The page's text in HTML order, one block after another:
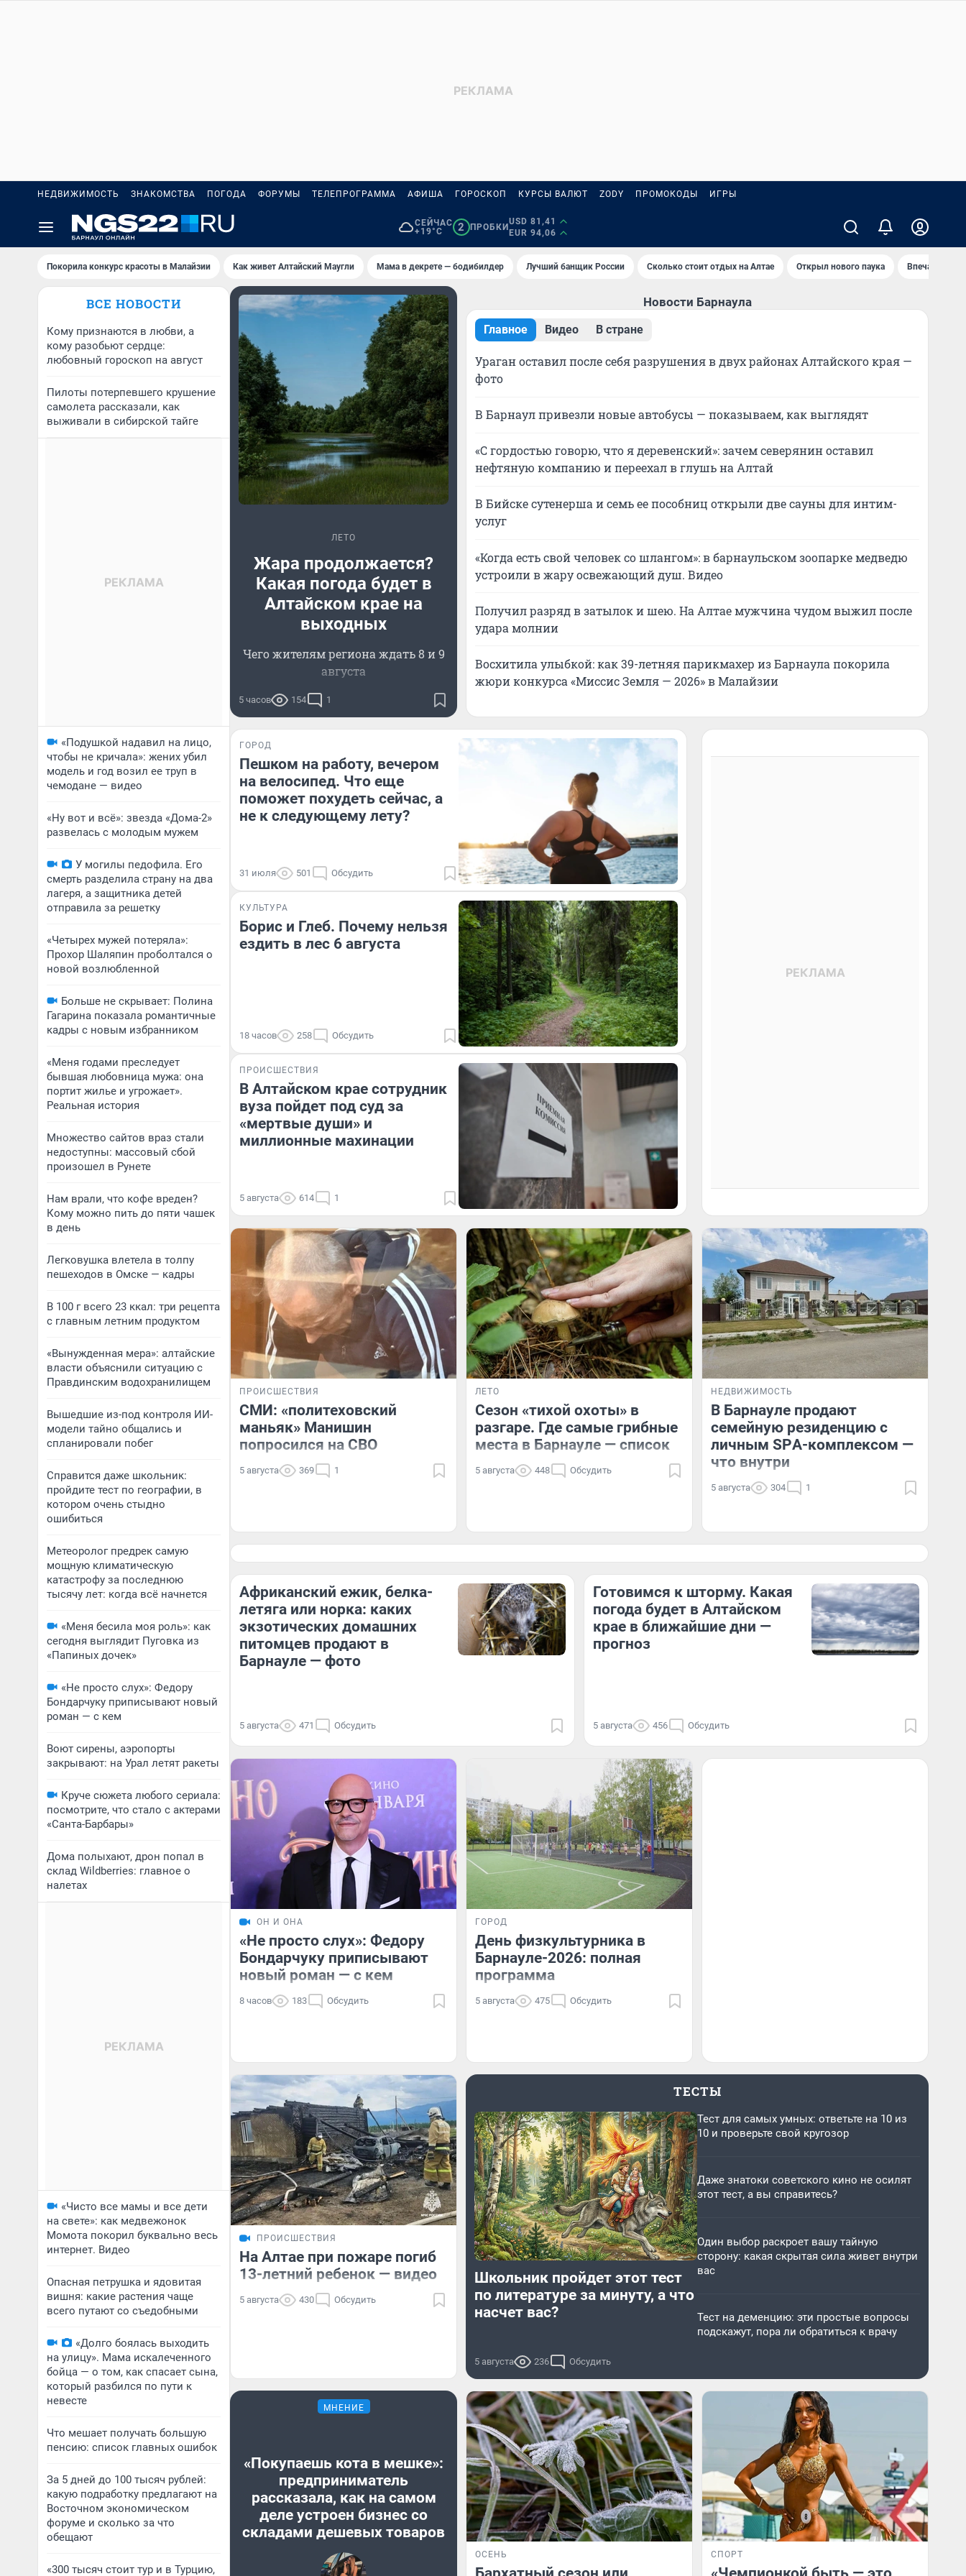
НЕДВИЖИМОСТЬ ЗНАКОМСТВА ПОГОДА ФОРУМЫ ТЕЛЕПРОГРАММА АФИША ГОРОСКОП КУРСЫ ВАЛЮТ ZODY ПРОМОКОДЫ ИГРЫ
СЕЙЧАС
+19°C
2 ПРОБКИ
USD 81,41
EUR 94,06
Покорила конкурс красоты в Малайзии Как живет Алтайский Маугли Мама в декрете — бодибилдер Лучший банщик России Сколько стоит отдых на Алтае Открыл нового паука Впечатления
ВСЕ НОВОСТИ
Кому признаются в любви, а
кому разобьют сердце:
любовный гороскоп на август
Пилоты потерпевшего крушение
самолета рассказали, как
выживали в сибирской тайге
«Подушкой надавил на лицо,
чтобы не кричала»: жених убил
модель и год возил ее труп в
чемодане — видео
«Ну вот и всё»: звезда «Дома-2»
развелась с молодым мужем
У могилы педофила. Его
смерть разделила страну на два
лагеря, а защитника детей
отправила за решетку
«Четырех мужей потеряла»:
Прохор Шаляпин проболтался о
новой возлюбленной
Больше не скрывает: Полина
Гагарина показала романтичные
кадры с новым избранником
«Меня годами преследует
бывшая любовница мужа: она
портит жилье и угрожает».
Реальная история
Множество сайтов враз стали
недоступны: массовый сбой
произошел в Рунете
Нам врали, что кофе вреден?
Кому можно пить до пяти чашек
в день
Легковушка влетела в толпу
пешеходов в Омске — кадры
В 100 г всего 23 ккал: три рецепта
с главным летним продуктом
«Вынужденная мера»: алтайские
власти объяснили ситуацию с
Правдинским водохранилищем
Вышедшие из-под контроля ИИ-
модели тайно общались и
спланировали побег
Справится даже школьник:
пройдите тест по географии, в
котором очень стыдно
ошибиться
Метеоролог предрек самую
мощную климатическую
катастрофу за последнюю
тысячу лет: когда всё начнется
«Меня бесила моя роль»: как
сегодня выглядит Пуговка из
«Папиных дочек»
«Не просто слух»: Федору
Бондарчуку приписывают новый
роман — с кем
Воют сирены, аэропорты
закрывают: на Урал летят ракеты
Круче сюжета любого сериала:
посмотрите, что стало с актерами
«Санта-Барбары»
Дома полыхают, дрон попал в
склад Wildberries: главное о
налетах
«Чисто все мамы и все дети
на свете»: как медвежонок
Момота покорил буквально весь
интернет. Видео
Опасная петрушка и ядовитая
вишня: какие растения чаще
всего путают со съедобными
«Долго боялась выходить
на улицу». Мама искалеченного
бойца — о том, как спасает сына,
который разбился по пути к
невесте
Что мешает получать большую
пенсию: список главных ошибок
За 5 дней до 100 тысяч рублей:
какую подработку предлагают на
Восточном экономическом
форуме и сколько за что
обещают
«300 тысяч стоит тур и в Турцию,
ЛЕТО
Жара продолжается?
Какая погода будет в
Алтайском крае на
выходных
Чего жителям региона ждать 8 и 9
августа
5 часов 154 1
Новости Барнаула
Главное Видео В стране
Ураган оставил после себя разрушения в двух районах Алтайского края —
фото
В Барнаул привезли новые автобусы — показываем, как выглядят
«С гордостью говорю, что я деревенский»: зачем северянин оставил
нефтяную компанию и переехал в глушь на Алтай
В Бийске сутенерша и семь ее пособниц открыли две сауны для интим-
услуг
«Когда есть свой человек со шлангом»: в барнаульском зоопарке медведю
устроили в жару освежающий душ. Видео
Получил разряд в затылок и шею. На Алтае мужчина чудом выжил после
удара молнии
Восхитила улыбкой: как 39-летняя парикмахер из Барнаула покорила
жюри конкурса «Миссис Земля — 2026» в Малайзии
ГОРОД
Пешком на работу, вечером
на велосипед. Что еще
поможет похудеть сейчас, а
не к следующему лету?
31 июля 501 Обсудить
КУЛЬТУРА
Борис и Глеб. Почему нельзя
ездить в лес 6 августа
18 часов 258 Обсудить
ПРОИСШЕСТВИЯ
В Алтайском крае сотрудник
вуза пойдет под суд за
«мертвые души» и
миллионные махинации
5 августа 614 1
ПРОИСШЕСТВИЯ
СМИ: «политеховский
маньяк» Манишин
попросился на СВО
5 августа 369 1
ЛЕТО
Сезон «тихой охоты» в
разгаре. Где самые грибные
места в Барнауле — список
5 августа 448 Обсудить
НЕДВИЖИМОСТЬ
В Барнауле продают
семейную резиденцию с
личным SPА-кoмплекcом —
что внутри
5 августа 304 1
Африканский ежик, белка-
летяга или норка: каких
экзотических домашних
питомцев продают в
Барнауле — фото
5 августа 471 Обсудить
Готовимся к шторму. Какая
погода будет в Алтайском
крае в ближайшие дни —
прогноз
5 августа 456 Обсудить
ОН И ОНА
«Не просто слух»: Федору
Бондарчуку приписывают
новый роман — с кем
8 часов 183 Обсудить
ГОРОД
День физкультурника в
Барнауле-2026: полная
программа
5 августа 475 Обсудить
ПРОИСШЕСТВИЯ
На Алтае при пожаре погиб
13-летний ребенок — видео
5 августа 430 Обсудить
ТЕСТЫ
Школьник пройдет этот тест
по литературе за минуту, а что
насчет вас?
5 августа 236 Обсудить
Тест для самых умных: ответьте на 10 из
10 и проверьте свой кругозор
Даже знатоки советского кино не осилят
этот тест, а вы справитесь?
Один выбор раскроет вашу тайную
сторону: какая скрытая сила живет внутри
вас
Тест на деменцию: эти простые вопросы
подскажут, пора ли обратиться к врачу
МНЕНИЕ
«Покупаешь кота в мешке»:
предприниматель
рассказала, как на самом
деле устроен бизнес со
складами дешевых товаров
ОСЕНЬ СПОРТ